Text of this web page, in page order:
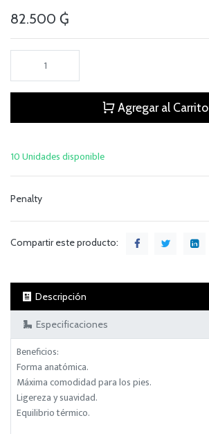
82.500 ₲
Agregar al Carrito
10 Unidades disponible
Penalty
Compartir este producto:
Descripción
Especificaciones
Beneficios:
Forma anatómica.
Máxima comodidad para los pies.
Ligereza y suavidad.
Equilibrio térmico.